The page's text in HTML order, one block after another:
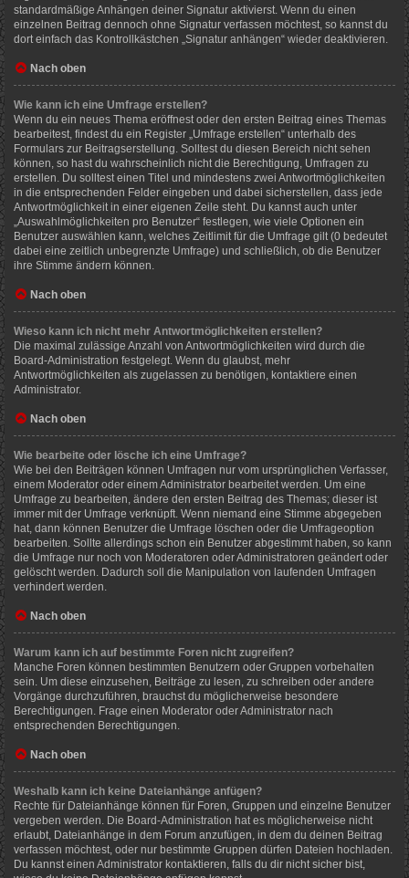
standardmäßige Anhängen deiner Signatur aktivierst. Wenn du einen
einzelnen Beitrag dennoch ohne Signatur verfassen möchtest, so kannst du
dort einfach das Kontrollkästchen „Signatur anhängen“ wieder deaktivieren.
Nach oben
Wie kann ich eine Umfrage erstellen?
Wenn du ein neues Thema eröffnest oder den ersten Beitrag eines Themas
bearbeitest, findest du ein Register „Umfrage erstellen“ unterhalb des
Formulars zur Beitragserstellung. Solltest du diesen Bereich nicht sehen
können, so hast du wahrscheinlich nicht die Berechtigung, Umfragen zu
erstellen. Du solltest einen Titel und mindestens zwei Antwortmöglichkeiten
in die entsprechenden Felder eingeben und dabei sicherstellen, dass jede
Antwortmöglichkeit in einer eigenen Zeile steht. Du kannst auch unter
„Auswahlmöglichkeiten pro Benutzer“ festlegen, wie viele Optionen ein
Benutzer auswählen kann, welches Zeitlimit für die Umfrage gilt (0 bedeutet
dabei eine zeitlich unbegrenzte Umfrage) und schließlich, ob die Benutzer
ihre Stimme ändern können.
Nach oben
Wieso kann ich nicht mehr Antwortmöglichkeiten erstellen?
Die maximal zulässige Anzahl von Antwortmöglichkeiten wird durch die
Board-Administration festgelegt. Wenn du glaubst, mehr
Antwortmöglichkeiten als zugelassen zu benötigen, kontaktiere einen
Administrator.
Nach oben
Wie bearbeite oder lösche ich eine Umfrage?
Wie bei den Beiträgen können Umfragen nur vom ursprünglichen Verfasser,
einem Moderator oder einem Administrator bearbeitet werden. Um eine
Umfrage zu bearbeiten, ändere den ersten Beitrag des Themas; dieser ist
immer mit der Umfrage verknüpft. Wenn niemand eine Stimme abgegeben
hat, dann können Benutzer die Umfrage löschen oder die Umfrageoption
bearbeiten. Sollte allerdings schon ein Benutzer abgestimmt haben, so kann
die Umfrage nur noch von Moderatoren oder Administratoren geändert oder
gelöscht werden. Dadurch soll die Manipulation von laufenden Umfragen
verhindert werden.
Nach oben
Warum kann ich auf bestimmte Foren nicht zugreifen?
Manche Foren können bestimmten Benutzern oder Gruppen vorbehalten
sein. Um diese einzusehen, Beiträge zu lesen, zu schreiben oder andere
Vorgänge durchzuführen, brauchst du möglicherweise besondere
Berechtigungen. Frage einen Moderator oder Administrator nach
entsprechenden Berechtigungen.
Nach oben
Weshalb kann ich keine Dateianhänge anfügen?
Rechte für Dateianhänge können für Foren, Gruppen und einzelne Benutzer
vergeben werden. Die Board-Administration hat es möglicherweise nicht
erlaubt, Dateianhänge in dem Forum anzufügen, in dem du deinen Beitrag
verfassen möchtest, oder nur bestimmte Gruppen dürfen Dateien hochladen.
Du kannst einen Administrator kontaktieren, falls du dir nicht sicher bist,